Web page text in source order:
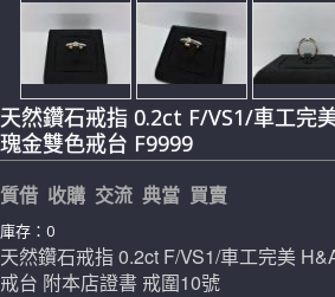
天然鑽石戒指 0.2ct F/VS1/車工完
瑰金雙色戒台 F9999
質借 收購 交流 典當 買賣
庫存：0
天然鑽石戒指 0.2ct F/VS1/車工完美
戒台 附本店證書 戒圍10號